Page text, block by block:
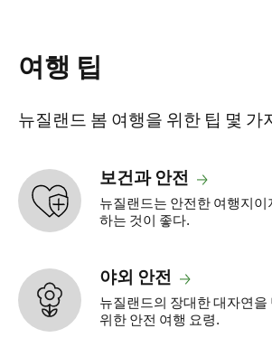
여행 팁
뉴질랜드 봄 여행을 위한 팁 몇 가
보건과 안전
뉴질랜드는 안전한 여행지이
하는 것이 좋다.
야외 안전
뉴질랜드의 장대한 대자연을
위한 안전 여행 요령.